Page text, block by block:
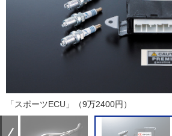
「スポーツECU」（9万2400円）